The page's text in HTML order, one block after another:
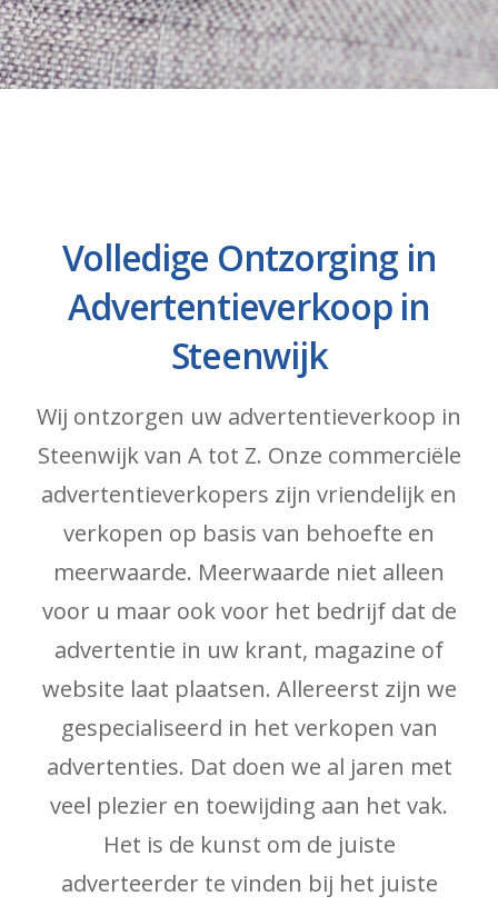
Volledige Ontzorging in
Advertentieverkoop in
Steenwijk
Wij ontzorgen uw advertentieverkoop in
Steenwijk van A tot Z. Onze commerciële
advertentieverkopers zijn vriendelijk en
verkopen op basis van behoefte en
meerwaarde. Meerwaarde niet alleen
voor u maar ook voor het bedrijf dat de
advertentie in uw krant, magazine of
website laat plaatsen. Allereerst zijn we
gespecialiseerd in het verkopen van
advertenties. Dat doen we al jaren met
veel plezier en toewijding aan het vak.
Het is de kunst om de juiste
adverteerder te vinden bij het juiste